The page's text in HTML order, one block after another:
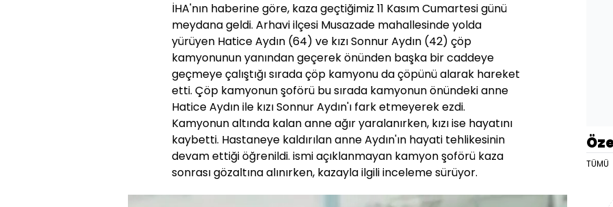
İHA'nın haberine göre, kaza geçtiğimiz 11 Kasım Cumartesi günü
meydana geldi. Arhavi ilçesi Musazade mahallesinde yolda
yürüyen Hatice Aydın (64) ve kızı Sonnur Aydın (42) çöp
kamyonunun yanından geçerek önünden başka bir caddeye
geçmeye çalıştığı sırada çöp kamyonu da çöpünü alarak hareket
etti. Çöp kamyonun şoförü bu sırada kamyonun önündeki anne
Hatice Aydın ile kızı Sonnur Aydın'ı fark etmeyerek ezdi.
Kamyonun altında kalan anne ağır yaralanırken, kızı ise hayatını
kaybetti. Hastaneye kaldırılan anne Aydın'ın hayati tehlikesinin
devam ettiği öğrenildi. ismi açıklanmayan kamyon şoförü kaza
sonrası gözaltına alınırken, kazayla ilgili inceleme sürüyor.
TÜMÜ